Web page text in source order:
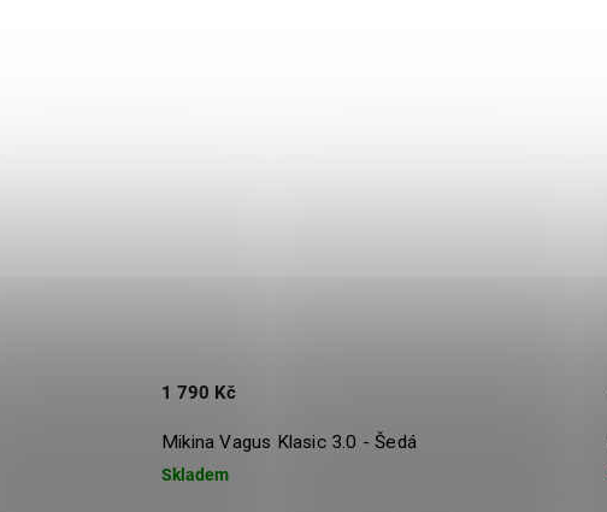
Mikina Vagus Klasic 3.0 - Šedá
Skladem
1 790 Kč